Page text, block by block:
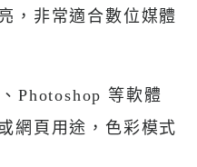
，非常適合數位媒體
Photoshop 等軟體
網頁用途，色彩模式